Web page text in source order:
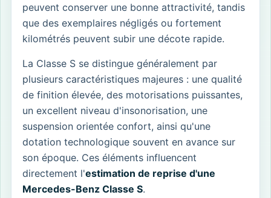
peuvent conserver une bonne attractivité, tandis
que des exemplaires négligés ou fortement
kilométrés peuvent subir une décote rapide.
La Classe S se distingue généralement par
plusieurs caractéristiques majeures : une qualité
de finition élevée, des motorisations puissantes,
un excellent niveau d'insonorisation, une
suspension orientée confort, ainsi qu'une
dotation technologique souvent en avance sur
son époque. Ces éléments influencent
directement l'estimation de reprise d'une
Mercedes-Benz Classe S.